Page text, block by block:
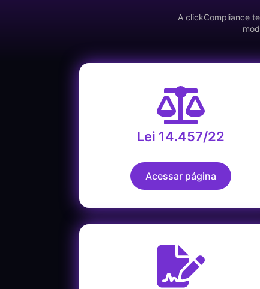
A clickCompliance
Lei 14.457/22
Acessar página